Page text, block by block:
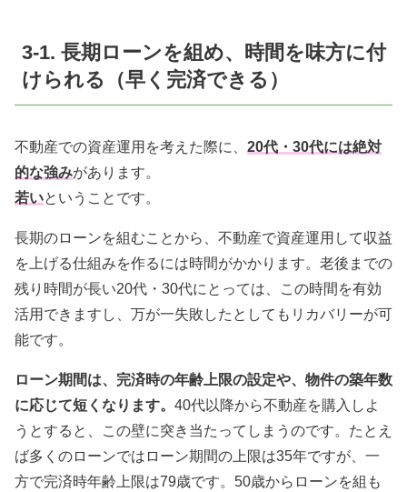
3-1. 長期ローンを組め、時間を味方に付
けられる（早く完済できる）
不動産での資産運用を考えた際に、 20代・30代には絶対
的な強みがあります。
若いということです。
長期のローンを組むことから、不動産で資産運用して収益
を上げる仕組みを作るには時間がかかります。老後までの
残り時間が長い20代・30代にとっては、この時間を有効
活用できますし、万が一失敗したとしてもリカバリーが可
能です。
ローン期間は、完済時の年齢上限の設定や、物件の築年数
に応じて短くなります。 40代以降から不動産を購入しよ
うとすると、この壁に突き当たってしまうのです。たとえ
ば多くのローンではローン期間の上限は35年ですが、一
方で完済時年齢上限は79歳です。50歳からローンを組も